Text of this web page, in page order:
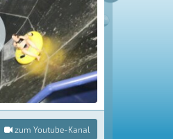
zum Youtube-Kanal